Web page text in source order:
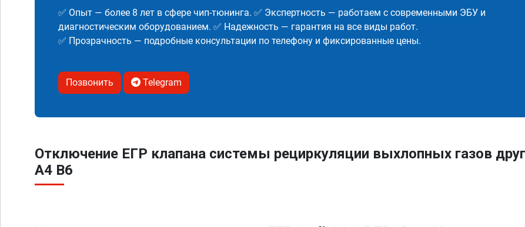
✅ Опыт — более 8 лет в сфере чип-тюнинга. ✅ Экспертность — работаем с современными ЭБУ и
диагностическим оборудованием. ✅ Надежность — гарантия на все виды работ.
✅ Прозрачность — подробные консультации по телефону и фиксированные цены.
Позвонить Telegram
Отключение ЕГР клапана системы рециркуляции выхлопных газов
A4 B6